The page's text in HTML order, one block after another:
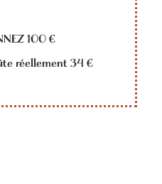
100 €
réellement 34 €